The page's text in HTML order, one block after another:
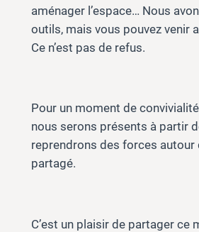
aménager l’espace… Nous
outils, mais vous pouvez venir
Ce n’est pas de refus.
Pour un moment de
nous serons présents à partir
reprendrons des forces autour
partagé.
C’est un plaisir de partager ce